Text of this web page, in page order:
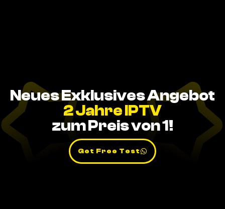
Neues Exklusives Angebot
2 Jahre IPTV
zum Preis von 1!
Get Free Test